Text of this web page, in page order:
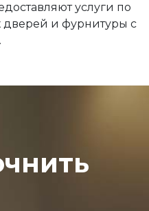
услуги по
дверей и фурнитуры с